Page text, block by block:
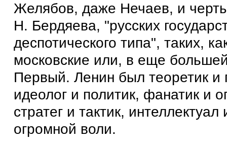
Желябов, даже Нечаев, и
Н. Бердяева, "русских
деспотического типа", таких,
московские или, в еще
Первый. Ленин был теоретик и
идеолог и политик, фанатик и
стратег и тактик, интеллектуал
огромной воли.